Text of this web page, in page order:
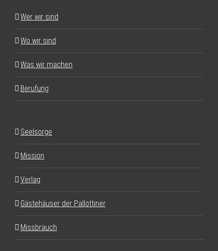
Wer wir sind
Wo wir sind
Was wir machen
Berufung
Seelsorge
Mission
Verlag
Gästehäuser der Pallottiner
Missbrauch